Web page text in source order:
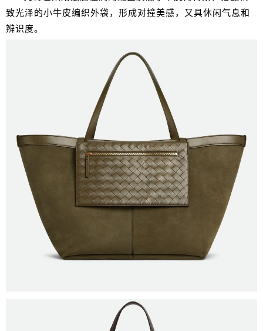
致光泽的小牛皮编织外袋，形成对撞美感，又具休闲气息和
辨识度。